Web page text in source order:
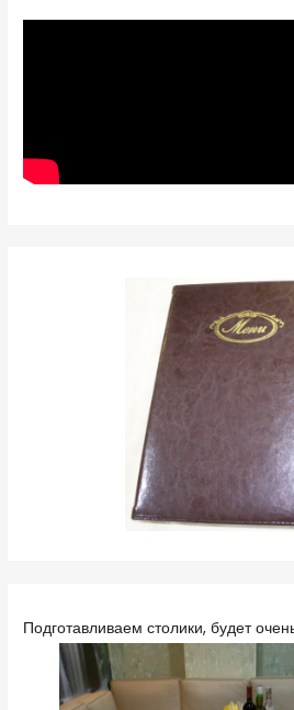
Подготавливаем столики, будет